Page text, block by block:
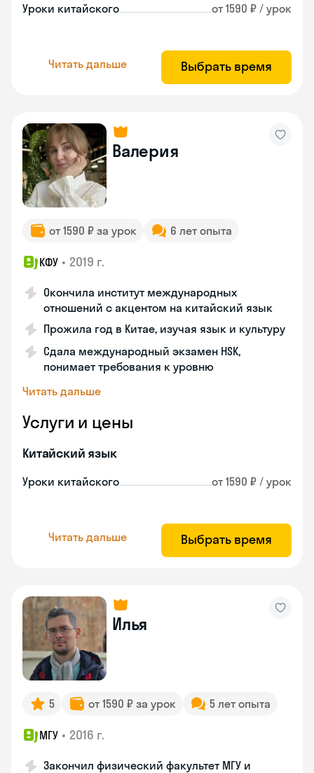
Уроки китайского от 1590 ₽ / урок
Читать дальше Выбрать время
Валерия
от 1590 ₽ за урок 6 лет опыта
КФУ • 2019 г.
Окончила институт международных
отношений с акцентом на китайский язык
Прожила год в Китае, изучая язык и культуру
Сдала международный экзамен HSK,
понимает требования к уровню
Читать дальше
Услуги и цены
Китайский язык
Уроки китайского от 1590 ₽ / урок
Читать дальше Выбрать время
Илья
5 от 1590 ₽ за урок 5 лет опыта
МГУ • 2016 г.
Закончил физический факультет МГУ и